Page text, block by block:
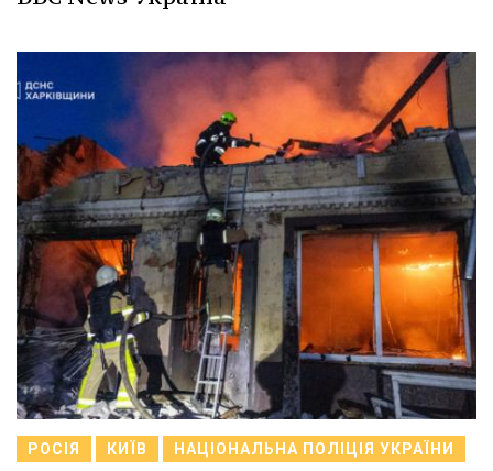
РОСІЯ КИЇВ НАЦІОНАЛЬНА ПОЛІЦІЯ УКРАЇНИ